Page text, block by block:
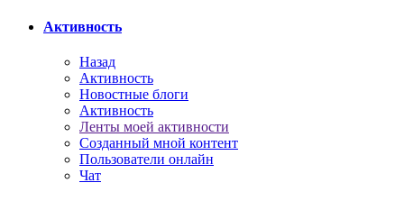
Активность
Назад
Активность
Новостные блоги
Активность
Ленты моей активности
Созданный мной контент
Пользователи онлайн
Чат